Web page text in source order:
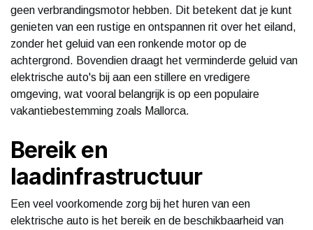
geen verbrandingsmotor hebben. Dit betekent dat je kunt
genieten van een rustige en ontspannen rit over het eiland,
zonder het geluid van een ronkende motor op de
achtergrond. Bovendien draagt ​​het verminderde geluid van
elektrische auto's bij aan een stillere en vredigere
omgeving, wat vooral belangrijk is op een populaire
vakantiebestemming zoals Mallorca.
Bereik en
laadinfrastructuur
Een veel voorkomende zorg bij het huren van een
elektrische auto is het bereik en de beschikbaarheid van